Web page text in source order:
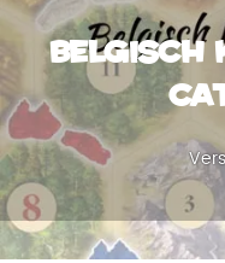
Belgisch